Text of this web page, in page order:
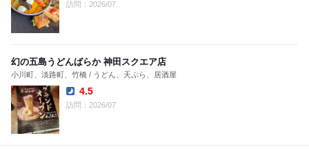
訪問：2026/07
幻の五島うどんばらか 神田スクエア店
小川町、淡路町、竹橋 / うどん、天ぷら、居酒屋
Dinner:
4.5
訪問：2026/07